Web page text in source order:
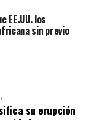
EE.UU. los
sin previo
su erupción